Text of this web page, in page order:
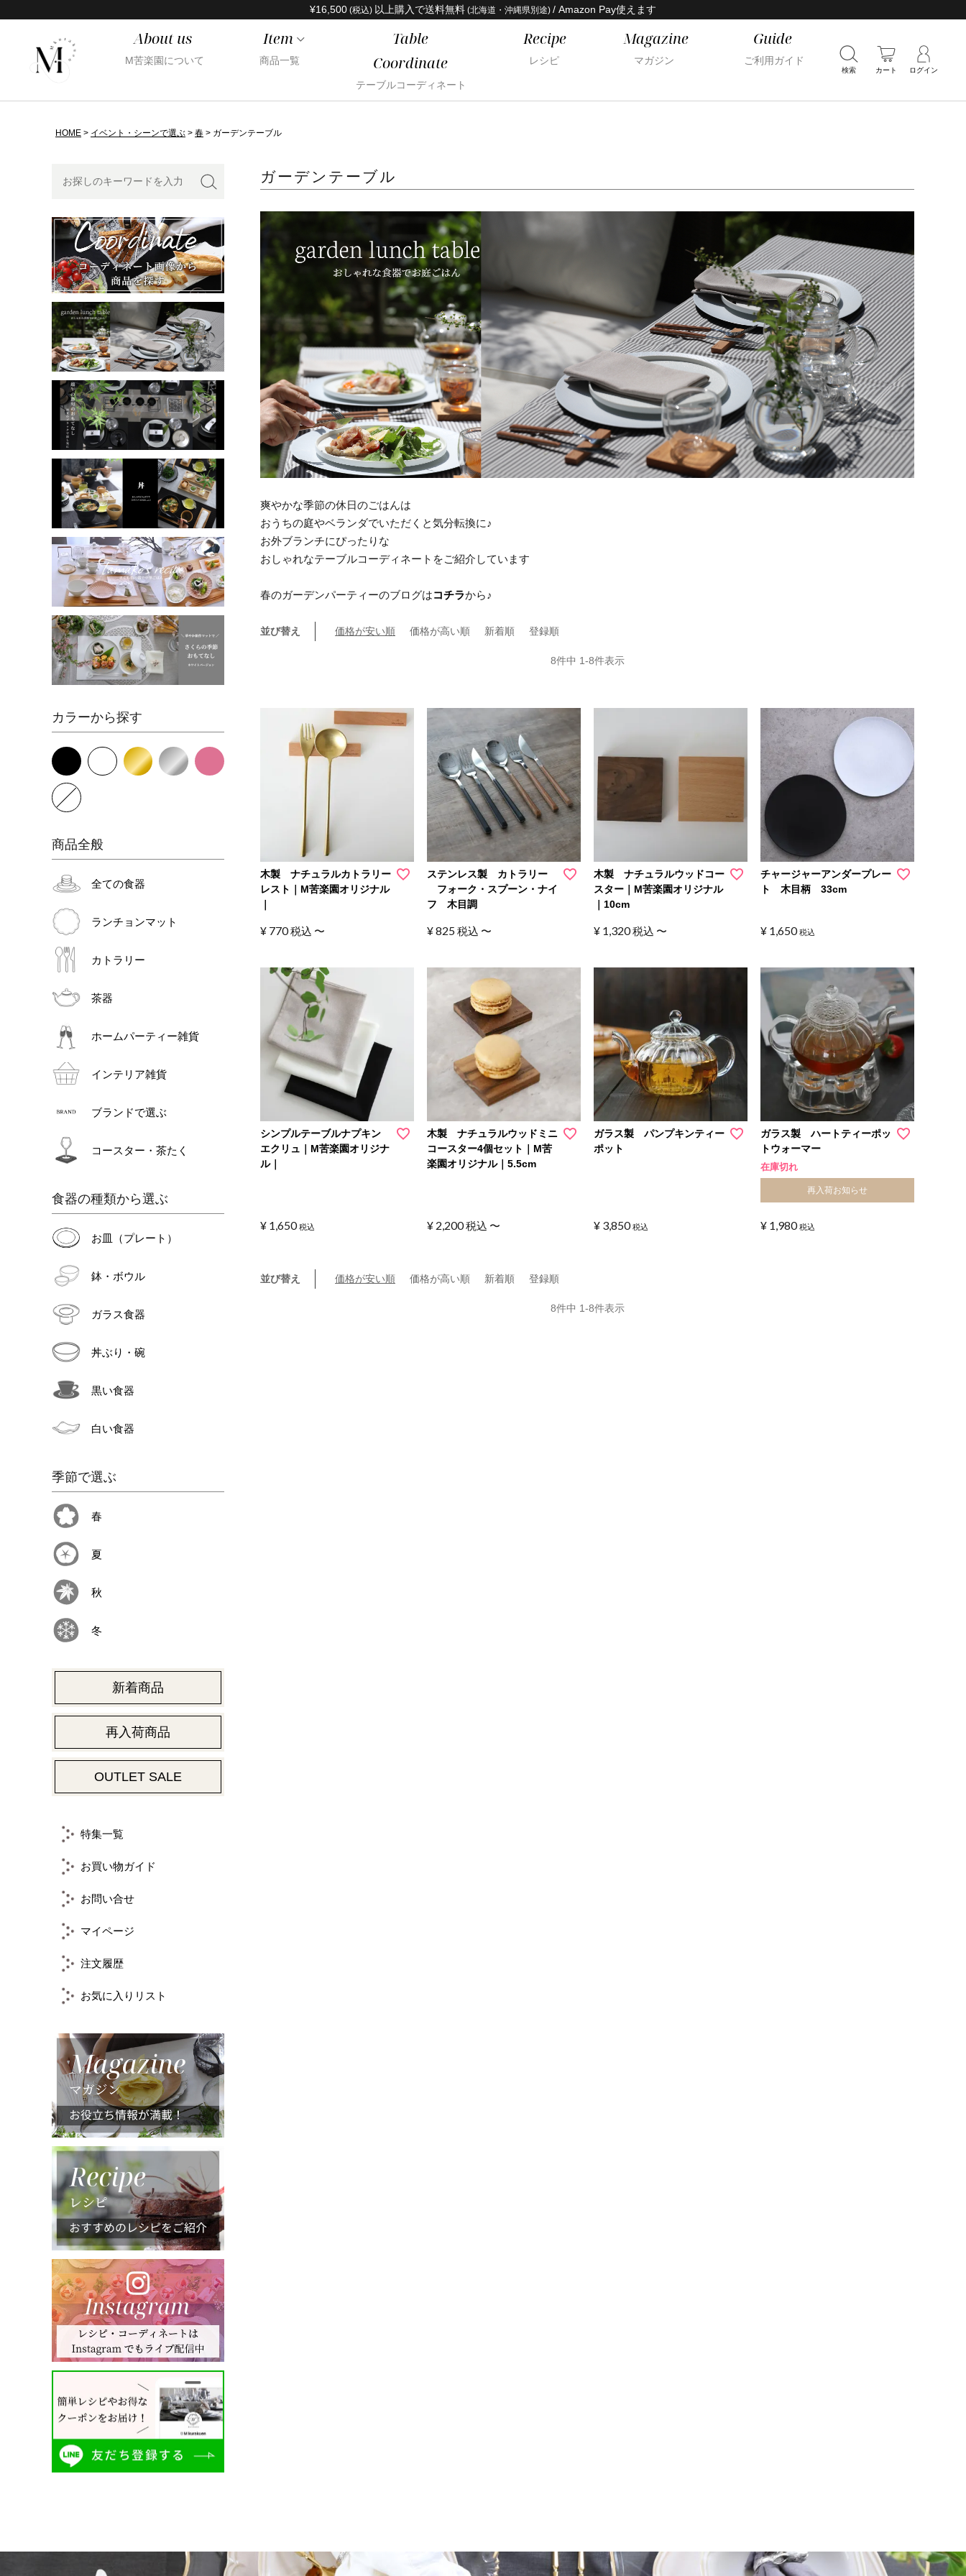
¥16,500 (税込) 以上購入で送料無料 (北海道・沖縄県別途) / Amazon Pay使えます
About us
M苦楽園について
Item
商品一覧
Table
Coordinate
テーブルコーディネート
Recipe
レシピ
Magazine
マガジン
Guide
ご利用ガイド
検索 カート ログイン
HOME イベント・シーンで選ぶ 春 ガーデンテーブル
カラーから探す
商品全般
全ての食器
ランチョンマット
カトラリー
茶器
ホームパーティー雑貨
インテリア雑貨
ブランドで選ぶ
コースター・茶たく
食器の種類から選ぶ
お皿（プレート）
鉢・ボウル
ガラス食器
丼ぶり・碗
黒い食器
白い食器
季節で選ぶ
春
夏
秋
冬
新着商品
再入荷商品
OUTLET SALE
特集一覧
お買い物ガイド
お問い合せ
マイページ
注文履歴
お気に入りリスト
ガーデンテーブル
爽やかな季節の休日のごはんは
おうちの庭やベランダでいただくと気分転換に♪
お外ブランチにぴったりな
おしゃれなテーブルコーディネートをご紹介しています
春のガーデンパーティーのブログはコチラから♪
並び替え 価格が安い順 価格が高い順 新着順 登録順
8件中 1-8件表示
木製 ナチュラルカトラリー
レスト｜M苦楽園オリジナル
¥ 770税込 〜
ステンレス製 カトラリー
フォーク・スプーン・ナイ
フ 木目調
¥825税込 〜
木製 ナチュラルウッドコー
スター｜M苦楽園オリジナル
｜10cm
¥ 1,320税込 〜
チャージャーアンダープレー
ト 木目柄 33cm
¥ 1,650 税込
シンプルテーブルナプキン
エクリュ｜M苦楽園オリジナ
ル｜
¥ 1,650 税込
木製 ナチュラルウッドミニ
コースター4個セット｜M苦
楽園オリジナル｜5.5cm
¥ 2,200税込 〜
ガラス製 パンプキンティー
ポット
¥ 3,850 税込
ガラス製 ハートティーポッ
トウォーマー
在庫切れ
再入荷お知らせ
¥ 1,980 税込
並び替え 価格が安い順 価格が高い順 新着順 登録順
8件中 1-8件表示